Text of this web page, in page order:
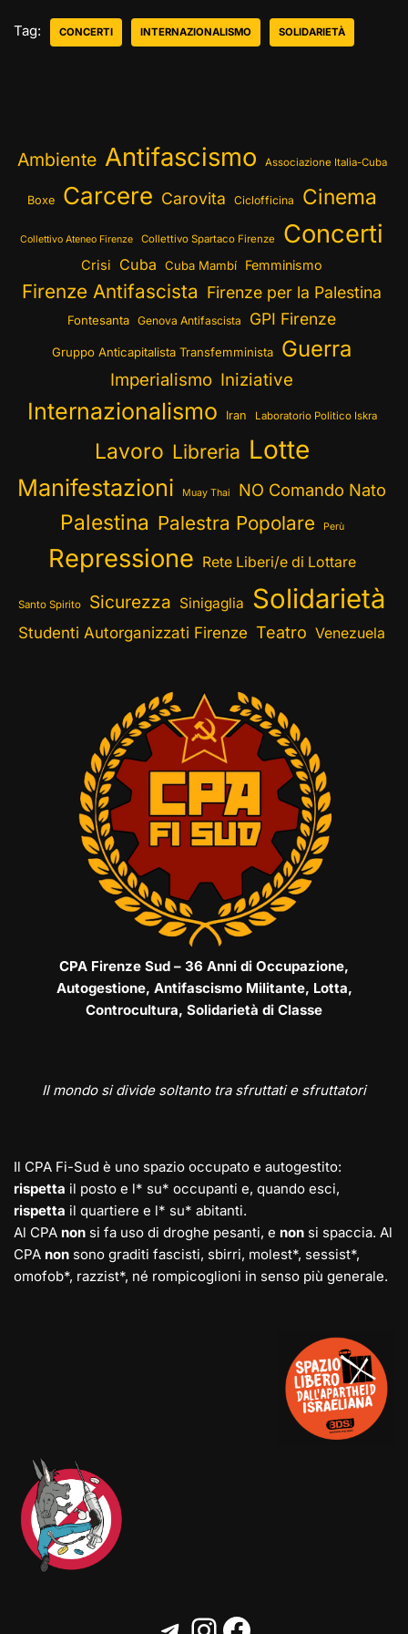
Tag: CONCERTI INTERNAZIONALISMO SOLIDARIETÀ
Ambiente Antifascismo Associazione Italia-Cuba
Boxe Carcere Carovita Ciclofficina Cinema
Collettivo Ateneo Firenze Collettivo Spartaco Firenze Concerti
Crisi Cuba Cuba Mambí Femminismo
Firenze Antifascista Firenze per la Palestina
Fontesanta Genova Antifascista GPI Firenze
Gruppo Anticapitalista Transfemminista Guerra
Imperialismo Iniziative
Internazionalismo Iran Laboratorio Politico Iskra
Lavoro Libreria Lotte
Manifestazioni Muay Thai NO Comando Nato
Palestina Palestra Popolare Perù
Repressione Rete Liberi/e di Lottare
Santo Spirito Sicurezza Sinigaglia Solidarietà
Studenti Autorganizzati Firenze Teatro Venezuela
CPA Firenze Sud – 36 Anni di Occupazione,
Autogestione, Antifascismo Militante, Lotta,
Controcultura, Solidarietà di Classe
Il mondo si divide soltanto tra sfruttati e sfruttatori
Il CPA Fi-Sud è uno spazio occupato e autogestito:
rispetta il posto e l* su* occupanti e, quando esci,
rispetta il quartiere e l* su* abitanti.
Al CPA non si fa uso di droghe pesanti, e non si spaccia. Al
CPA non sono graditi fascisti, sbirri, molest*, sessist*,
omofob*, razzist*, né rompicoglioni in senso più generale.